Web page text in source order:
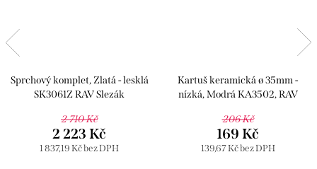
Sprchový komplet, Zlatá - lesklá
SK3061Z RAV Slezák
2 710 Kč
1 837,19 Kč bez DPH
2 223 Kč
Kartuš keramická ø 35mm -
nízká, Modrá KA3502, RAV
206 Kč
139,67 Kč bez DPH
169 Kč